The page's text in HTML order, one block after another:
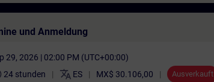
und Anmeldung
29, 2026 | 02:00 PM (UTC+00:00)
24 stunden translate ES MX$ 30.106,00 Ausverkauft